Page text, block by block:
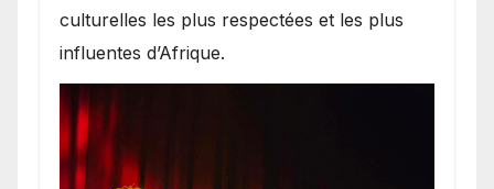
culturelles les plus respectées et les plus
influentes d’Afrique.